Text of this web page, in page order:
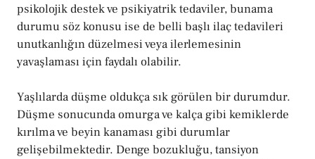
psikolojik destek ve psikiyatrik tedaviler, bunama
durumu söz konusu ise de belli başlı ilaç tedavileri
unutkanlığın düzelmesi veya ilerlemesinin
yavaşlaması için faydalı olabilir.
Yaşlılarda düşme oldukça sık görülen bir durumdur.
Düşme sonucunda omurga ve kalça gibi kemiklerde
kırılma ve beyin kanaması gibi durumlar
gelişebilmektedir. Denge bozukluğu, tansiyon